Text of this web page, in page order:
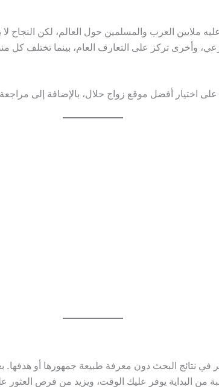
ملايين العرب والمسلمين حول العالم، لكن
وأخرى تركز على التعارف العام، بينما تختلف
اختيار أفضل موقع زواج حلال، بالإضافة إلى مراجعة
نتائج البحث دون معرفة طبيعة جمهورها أو هدفها.
من البداية يوفر عليك الوقت، ويزيد من فرص